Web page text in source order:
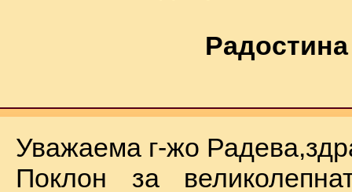
Уважаема г-жо
Поклон за